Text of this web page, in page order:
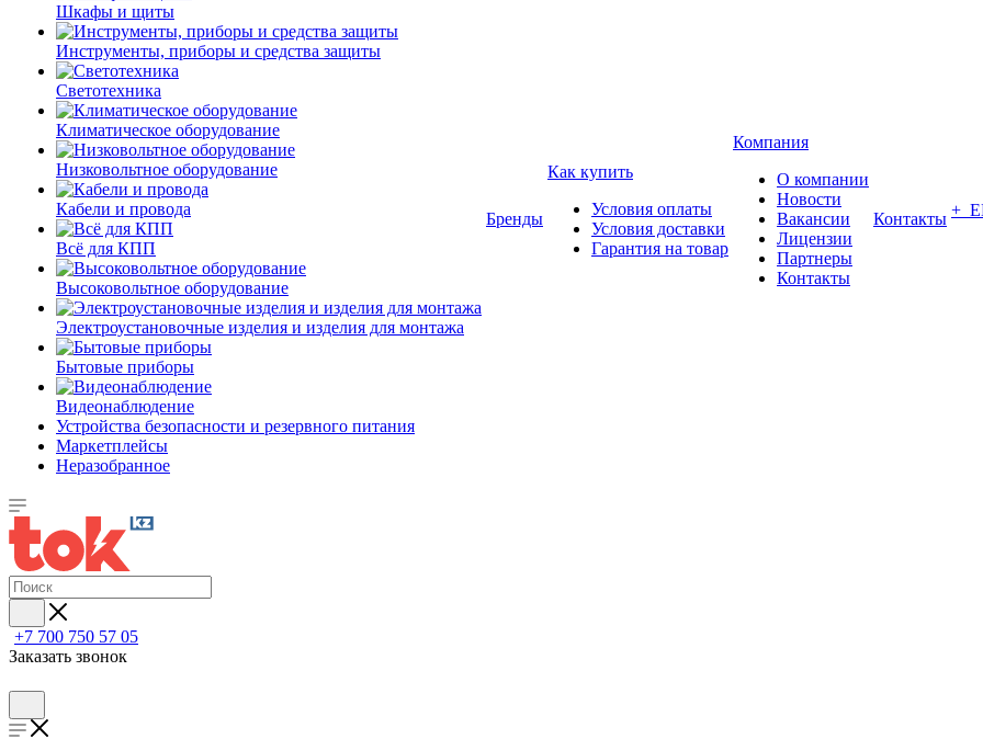
Шкафы и щиты
Инструменты, приборы и средства защиты
Светотехника
Климатическое оборудование
Низковольтное оборудование
Кабели и провода
Всё для КПП
Высоковольтное оборудование
Электроустановочные изделия и изделия для монтажа
Бытовые приборы
Видеонаблюдение
Устройства безопасности и резервного питания
Маркетплейсы
Неразобранное
Бренды
Как купить
Условия оплаты
Условия доставки
Гарантия на товар
Компания
О компании
Новости
Вакансии
Лицензии
Партнеры
Контакты
Контакты +
+7 700 750 57 05
Заказать звонок